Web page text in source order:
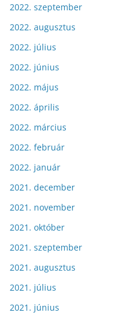
2022. szeptember
2022. augusztus
2022. július
2022. június
2022. május
2022. április
2022. március
2022. február
2022. január
2021. december
2021. november
2021. október
2021. szeptember
2021. augusztus
2021. július
2021. június